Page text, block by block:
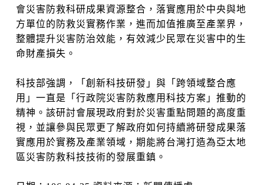
會災害防救科研成果資源整合，落實應用於中央與地
方單位的防救災實務作業，進而加值推廣至產業界，
整體提升災害防治效能，有效減少民眾在災害中的生
命財產損失。
科技部強調，「創新科技研發」與「跨領域整合應
用」一直是「行政院災害防救應用科技方案」推動的
精神。該研討會展現政府對於災害重點問題的高度重
視，並讓參與民眾更了解政府如何持續將研發成果落
實應用於實務及產業領域，期能將台灣打造為亞太地
區災害防救科技技術的發展重鎮。